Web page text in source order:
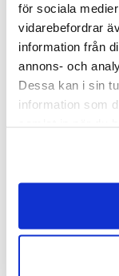
för sociala
vidarebefordrar
information från
annons- och
Dessa kan i sin
information som
badkar/dusch
möbeln. Blöta
så snart som
Haven H2 Serie
Egenskaper